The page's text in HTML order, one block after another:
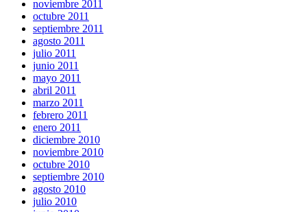
noviembre 2011
octubre 2011
septiembre 2011
agosto 2011
julio 2011
junio 2011
mayo 2011
abril 2011
marzo 2011
febrero 2011
enero 2011
diciembre 2010
noviembre 2010
octubre 2010
septiembre 2010
agosto 2010
julio 2010